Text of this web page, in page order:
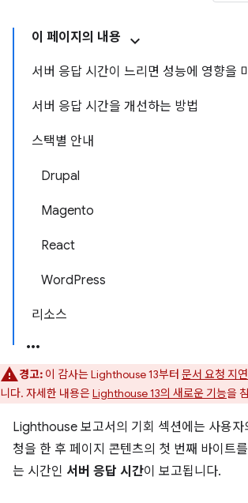
이 페이지의 내용
서버 응답 시간이 느리면 성능에 영향을
서버 응답 시간을 개선하는 방법
스택별 안내
Drupal
Magento
React
WordPress
리소스
경고: 이 감사는 Lighthouse 13부터 문서 요청 지
니다. 자세한 내용은Lighthouse 13의 새로운 기능을
Lighthouse 보고서의 기회 섹션에는 사용자
청을 한 후 페이지 콘텐츠의 첫 번째 바이트
는 시간인 서버 응답 시간이 보고됩니다.